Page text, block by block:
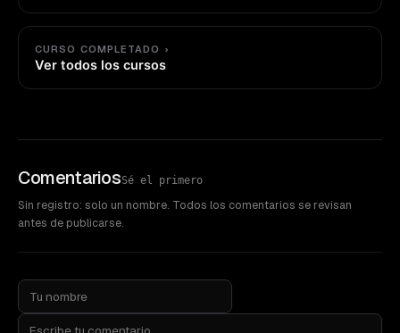
CURSO COMPLETADO ›
Ver todos los cursos
ComentariosSé el primero
Sin registro: solo un nombre. Todos los comentarios se revisan
antes de publicarse.